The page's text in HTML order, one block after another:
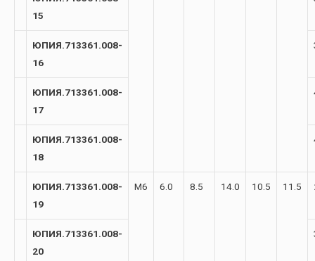
15
ЮПИЯ.713361.008-
16
ЮПИЯ.713361.008-
17
ЮПИЯ.713361.008-
18
ЮПИЯ.713361.008-
19
М6 6.0 8.5 14.0 10.5 11.5
ЮПИЯ.713361.008-
20